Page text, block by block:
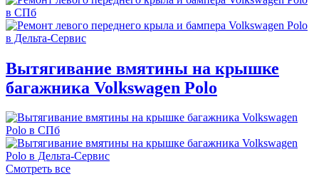
Вытягивание вмятины на крышке
багажника Volkswagen Polo
Смотреть все